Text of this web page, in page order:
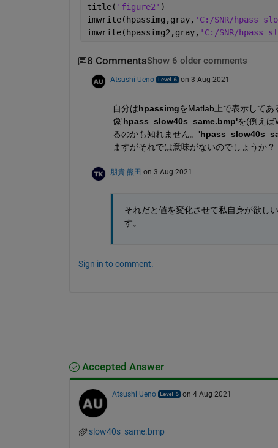
title( 'figure2' )
imwrite(hpassimg,gray, 'C:/SNR/
imwrite(hpassimg2,gray, 'C:/SNR/
8 CommentsShow 6 older comments
Atsushi Ueno on 3 Aug 2021
自分はhpassimgをMatlab上で表示してあ
像'hpass_slow40s_same.bmp'を(例えば
るのかも知れません。
ますがそれでは意味がないのでしょうか？
朋貴 熊田 on 3 Aug 2021
それだと値を変化させて私自身が欲し
す。
Sign in to comment.
Accepted Answer
Atsushi Ueno on 4 Aug 2021
slow40s_same.bmp